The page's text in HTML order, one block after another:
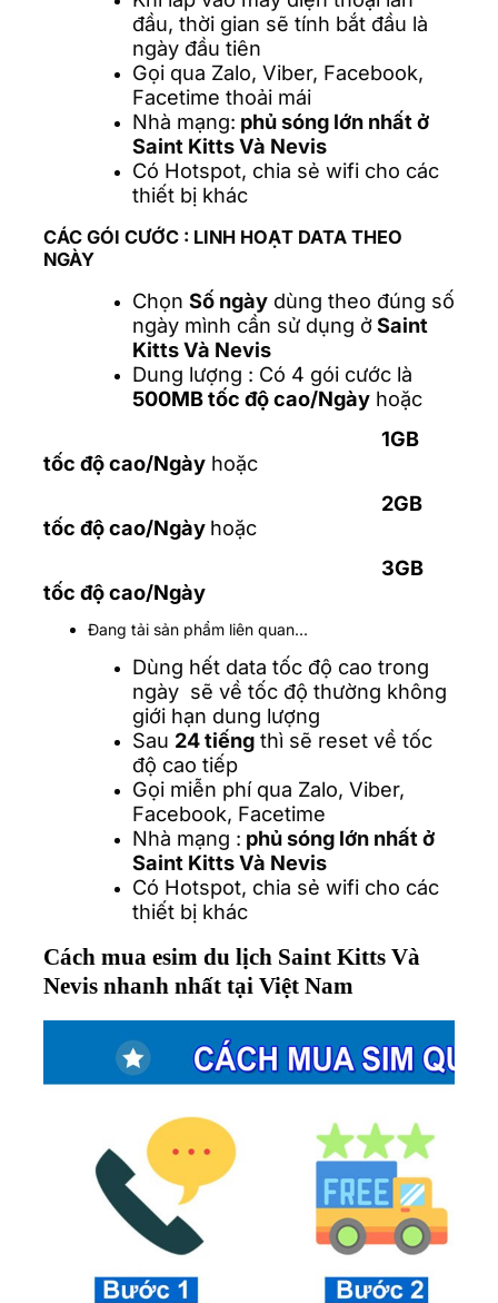
đầu, thời gian sẽ tính bắt đầu là
ngày đầu tiên
Gọi qua Zalo, Viber, Facebook,
Facetime thoải mái
Nhà mạng: phủ sóng lớn nhất ở
Saint Kitts Và Nevis
Có Hotspot, chia sẻ wifi cho các
thiết bị khác
CÁC GÓI CƯỚC : LINH HOẠT DATA THEO
NGÀY
Chọn Số ngày dùng theo đúng số
ngày mình cần sử dụng ởSaint
Kitts Và Nevis
Dung lượng : Có 4 gói cước là
500MB tốc độ cao/Ngày hoặc
1GB
tốc độ cao/Ngày hoặc
2GB
tốc độ cao/Ngày hoặc
3GB
tốc độ cao/Ngày
Đang tải sản phẩm liên quan...
Dùng hết data tốc độ cao trong
ngày sẽ về tốc độ thường không
giới hạn dung lượng
Sau 24 tiếng thì sẽ reset về tốc
độ cao tiếp
Gọi miễn phí qua Zalo, Viber,
Facebook, Facetime
Nhà mạng : phủ sóng lớn nhất ở
Saint Kitts Và Nevis
Có Hotspot, chia sẻ wifi cho các
thiết bị khác
Cách mua esim du lịch Saint Kitts Và
Nevis nhanh nhất tại Việt Nam